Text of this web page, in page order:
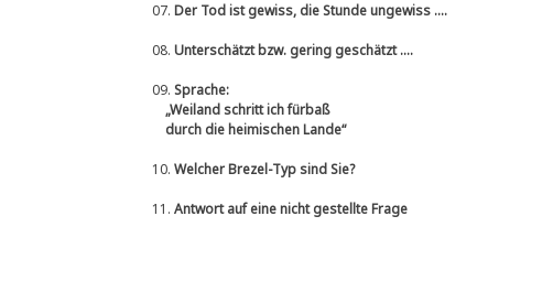
07. Der Tod ist gewiss, die Stunde ungewiss ....
08. Unterschätzt bzw. gering geschätzt ....
09. Sprache:
„Weiland schritt ich fürbaß
durch die heimischen Lande“
10. Welcher Brezel-Typ sind Sie?
11. Antwort auf eine nicht gestellte Frage